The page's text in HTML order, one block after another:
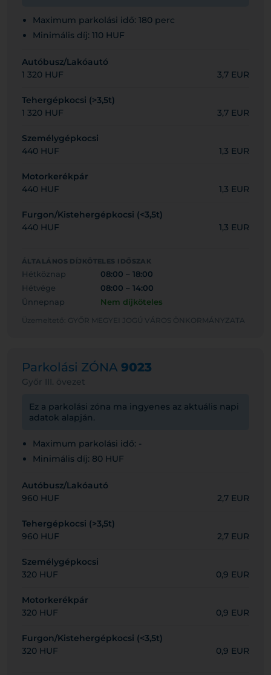
Maximum parkolási idő: 180 perc
Minimális díj: 110 HUF
Autóbusz/Lakóautó
1 320 HUF
3,7 EUR
Tehergépkocsi (>3,5t)
1 320 HUF
3,7 EUR
Személygépkocsi
440 HUF
1,3 EUR
Motorkerékpár
440 HUF
1,3 EUR
Furgon/Kistehergépkocsi (<3,5t)
440 HUF
1,3 EUR
ÁLTALÁNOS DÍJKÖTELES IDŐSZAK
Hétköznap
08:00 – 18:00
Hétvége
08:00 – 14:00
Ünnepnap
Nem díjköteles
Üzemeltető: GYŐR MEGYEI JOGÚ VÁROS ÖNKORMÁNYZATA
Parkolási ZÓNA 9023
Győr III. övezet
Ez a parkolási zóna ma ingyenes az aktuális napi
adatok alapján.
Maximum parkolási idő: -
Minimális díj: 80 HUF
Autóbusz/Lakóautó
960 HUF
2,7 EUR
Tehergépkocsi (>3,5t)
960 HUF
2,7 EUR
Személygépkocsi
320 HUF
0,9 EUR
Motorkerékpár
320 HUF
0,9 EUR
Furgon/Kistehergépkocsi (<3,5t)
320 HUF
0,9 EUR